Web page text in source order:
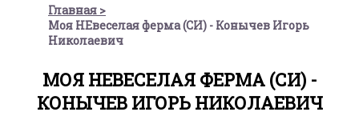
Главная
Моя НЕвеселая ферма (СИ) - Конычев Игорь
Николаевич
МОЯ НЕВЕСЕЛАЯ ФЕРМА (СИ) -
КОНЫЧЕВ ИГОРЬ НИКОЛАЕВИЧ